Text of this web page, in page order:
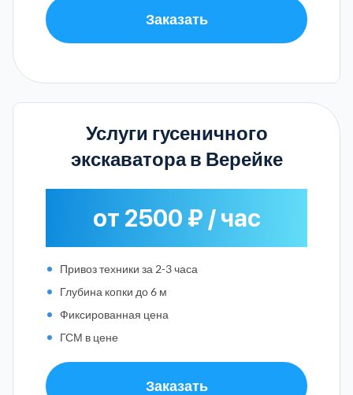
Заказать
Услуги гусеничного
экскаватора в Верейке
от 2500 ₽ / час
Привоз техники за 2-3 часа
Глубина копки до 6 м
Фиксированная цена
ГСМ в цене
Заказать